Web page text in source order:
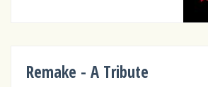
Remake - A Tribute